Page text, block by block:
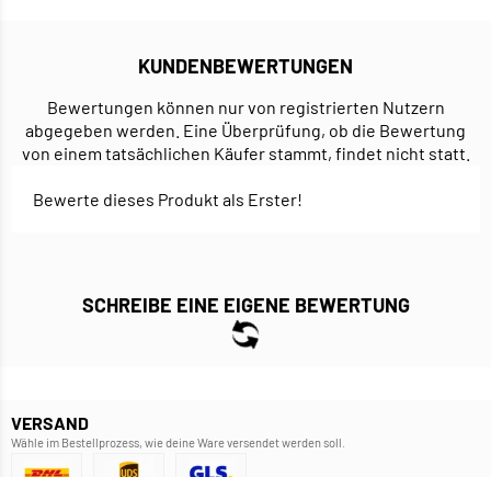
KUNDENBEWERTUNGEN
Bewertungen können nur von registrierten Nutzern
abgegeben werden. Eine Überprüfung, ob die Bewertung
von einem tatsächlichen Käufer stammt, findet nicht statt.
Bewerte dieses Produkt als Erster!
SCHREIBE EINE EIGENE BEWERTUNG
VERSAND
Wähle im Bestellprozess, wie deine Ware versendet werden soll.